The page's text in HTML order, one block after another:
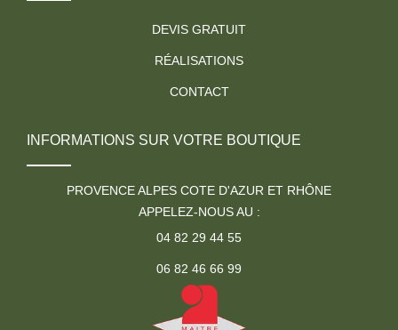
DEVIS GRATUIT
RÉALISATIONS
CONTACT
INFORMATIONS SUR VOTRE BOUTIQUE
PROVENCE ALPES COTE D'AZUR ET RHÔNE
APPELEZ-NOUS AU :
04 82 29 44 55
06 82 46 66 99